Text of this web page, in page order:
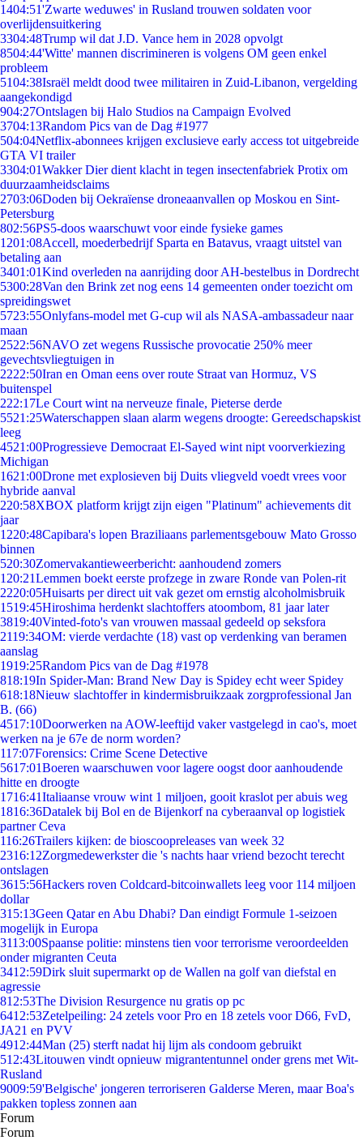
1404:51'Zwarte weduwes' in Rusland trouwen soldaten voor
overlijdensuitkering
3304:48Trump wil dat J.D. Vance hem in 2028 opvolgt
8504:44'Witte' mannen discrimineren is volgens OM geen enkel
probleem
5104:38Israël meldt dood twee militairen in Zuid-Libanon, vergelding
aangekondigd
904:27Ontslagen bij Halo Studios na Campaign Evolved
3704:13Random Pics van de Dag #1977
504:04Netflix-abonnees krijgen exclusieve early access tot uitgebreide
GTA VI trailer
3304:01Wakker Dier dient klacht in tegen insectenfabriek Protix om
duurzaamheidsclaims
2703:06Doden bij Oekraïense droneaanvallen op Moskou en Sint-
Petersburg
802:56PS5-doos waarschuwt voor einde fysieke games
1201:08Accell, moederbedrijf Sparta en Batavus, vraagt uitstel van
betaling aan
3401:01Kind overleden na aanrijding door AH-bestelbus in Dordrecht
5300:28Van den Brink zet nog eens 14 gemeenten onder toezicht om
spreidingswet
5723:55Onlyfans-model met G-cup wil als NASA-ambassadeur naar
maan
2522:56NAVO zet wegens Russische provocatie 250% meer
gevechtsvliegtuigen in
2222:50Iran en Oman eens over route Straat van Hormuz, VS
buitenspel
222:17Le Court wint na nerveuze finale, Pieterse derde
5521:25Waterschappen slaan alarm wegens droogte: Gereedschapskist
leeg
4521:00Progressieve Democraat El-Sayed wint nipt voorverkiezing
Michigan
1621:00Drone met explosieven bij Duits vliegveld voedt vrees voor
hybride aanval
220:58XBOX platform krijgt zijn eigen "Platinum" achievements dit
jaar
1220:48Capibara's lopen Braziliaans parlementsgebouw Mato Grosso
binnen
520:30Zomervakantieweerbericht: aanhoudend zomers
1 20:21Lemmen boekt eerste profzege in zware Ronde van Polen-rit
2220:05Huisarts per direct uit vak gezet om ernstig alcoholmisbruik
1519:45Hiroshima herdenkt slachtoffers atoombom, 81 jaar later
3819:40Vinted-foto's van vrouwen massaal gedeeld op seksfora
2119:34OM: vierde verdachte (18) vast op verdenking van beramen
aanslag
1919:25Random Pics van de Dag #1978
818:19In Spider-Man: Brand New Day is Spidey echt weer Spidey
618:18Nieuw slachtoffer in kindermisbruikzaak zorgprofessional Jan
B. (66)
4517:10Doorwerken na AOW-leeftijd vaker vastgelegd in cao's, moet
werken na je 67e de norm worden?
117:07Forensics: Crime Scene Detective
5617:01Boeren waarschuwen voor lagere oogst door aanhoudende
hitte en droogte
1716:41Italiaanse vrouw wint 1 miljoen, gooit kraslot per abuis weg
1816:36Datalek bij Bol en de Bijenkorf na cyberaanval op logistiek
partner Ceva
116:26Trailers kijken: de bioscoopreleases van week 32
2316:12Zorgmedewerkster die 's nachts haar vriend bezocht terecht
ontslagen
3615:56Hackers roven Coldcard-bitcoinwallets leeg voor 114 miljoen
dollar
315:13Geen Qatar en Abu Dhabi? Dan eindigt Formule 1-seizoen
mogelijk in Europa
3113:00Spaanse politie: minstens tien voor terrorisme veroordeelden
onder migranten Ceuta
3412:59Dirk sluit supermarkt op de Wallen na golf van diefstal en
agressie
812:53The Division Resurgence nu gratis op pc
6412:53Zetelpeiling: 24 zetels voor Pro en 18 zetels voor D66, FvD,
JA21 en PVV
4912:44Man (25) sterft nadat hij lijm als condoom gebruikt
512:43Litouwen vindt opnieuw migrantentunnel onder grens met Wit-
Rusland
9009:59'Belgische' jongeren terroriseren Galderse Meren, maar Boa's
pakken topless zonnen aan
Forum
Forum